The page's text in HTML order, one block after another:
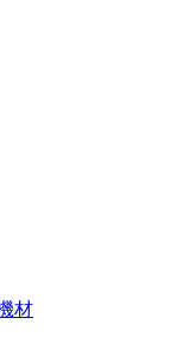
材